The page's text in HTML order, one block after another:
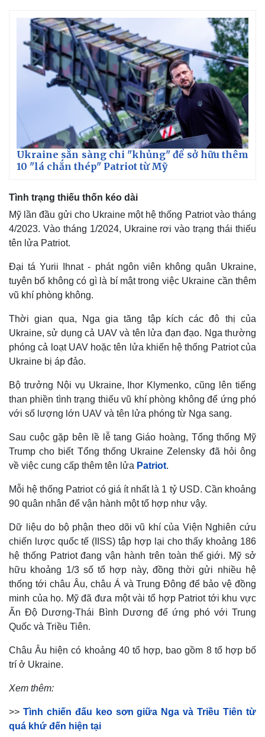
Kinh tế
Bất động sản
Khởi nghiệp
Thị trường
Tỷ giá
Ukraine sẵn sàng chi "khủng" để sở hữu thêm
10 "lá chắn thép" Patriot từ Mỹ
Tình trạng thiếu thốn kéo dài
Mỹ lần đầu gửi cho Ukraine một hệ thống Patriot vào tháng
4/2023. Vào tháng 1/2024, Ukraine rơi vào trạng thái thiếu
tên lửa Patriot.
Đại tá Yurii Ihnat - phát ngôn viên không quân Ukraine,
tuyên bố không có gì là bí mật trong việc Ukraine cần thêm
vũ khí phòng không.
Thời gian qua, Nga gia tăng tập kích các đô thị của
Ukraine, sử dụng cả UAV và tên lửa đạn đạo. Nga thường
phóng cả loạt UAV hoặc tên lửa khiến hệ thống Patriot của
Ukraine bị áp đảo.
Bộ trưởng Nội vụ Ukraine, Ihor Klymenko, cũng lên tiếng
than phiền tình trạng thiếu vũ khí phòng không để ứng phó
với số lượng lớn UAV và tên lửa phóng từ Nga sang.
Sau cuộc gặp bên lề lễ tang Giáo hoàng, Tổng thống Mỹ
Trump cho biết Tổng thống Ukraine Zelensky đã hỏi ông
về việc cung cấp thêm tên lửa Patriot.
Mỗi hệ thống Patriot có giá ít nhất là 1 tỷ USD. Cần khoảng
90 quân nhân để vận hành một tổ hợp như vậy.
Dữ liệu do bộ phận theo dõi vũ khí của Viện Nghiên cứu
chiến lược quốc tế (IISS) tập hợp lại cho thấy khoảng 186
hệ thống Patriot đang vận hành trên toàn thế giới. Mỹ sở
hữu khoảng 1/3 số tổ hợp này, đồng thời gửi nhiều hệ
thống tới châu Âu, châu Á và Trung Đông để bảo vệ đồng
minh của họ. Mỹ đã đưa một vài tổ hợp Patriot tới khu vực
Ấn Độ Dương-Thái Bình Dương để ứng phó với Trung
Quốc và Triều Tiên.
Châu Âu hiện có khoảng 40 tổ hợp, bao gồm 8 tổ hợp bố
trí ở Ukraine.
Xem thêm:
>> Tình chiến đấu keo sơn giữa Nga và Triều Tiên từ
quá khứ đến hiện tại